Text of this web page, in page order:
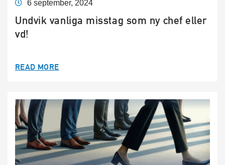
6 september, 2024
Undvik vanliga misstag som ny chef eller
vd!
READ MORE